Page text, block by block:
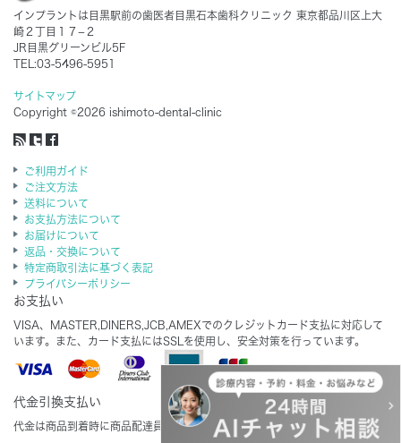
インプラントは目黒駅前の歯医者目黒石本歯科クリニック 東京都品川区上大
崎２丁目１７−２
JR目黒グリーンビル5F
TEL:03-5496-5951
サイトマップ
Copyright ©2026 ishimoto-dental-clinic
ご利用ガイド
ご注文方法
送料について
お支払方法について
お届けについて
返品・交換について
特定商取引法に基づく表記
プライバシーポリシー
お支払い
VISA、MASTER,DINERS,JCB,AMEXでのクレジットカード支払に対応して
います。また、カード支払にはSSLを使用し、安全対策を行っています。
代金引換支払い
代金は商品到着時に商品配達員にお支払いをお願いします。